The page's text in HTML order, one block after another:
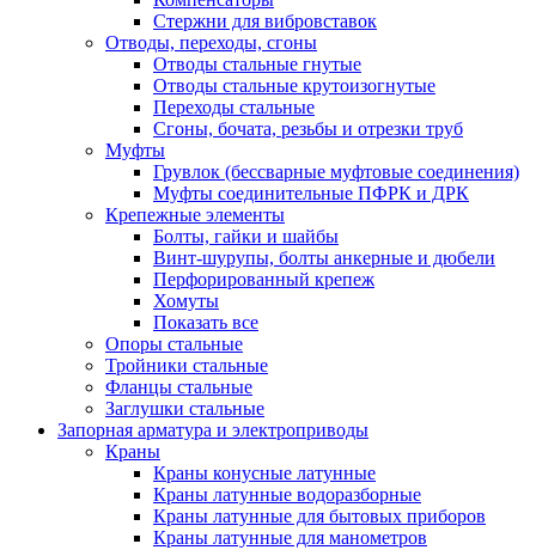
Стержни для вибровставок
Отводы, переходы, сгоны
Отводы стальные гнутые
Отводы стальные крутоизогнутые
Переходы стальные
Сгоны, бочата, резьбы и отрезки труб
Муфты
Грувлок (бессварные муфтовые соединения)
Муфты соединительные ПФРК и ДРК
Крепежные элементы
Болты, гайки и шайбы
Винт-шурупы, болты анкерные и дюбели
Перфорированный крепеж
Хомуты
Показать все
Опоры стальные
Тройники стальные
Фланцы стальные
Заглушки стальные
Запорная арматура и электроприводы
Краны
Краны конусные латунные
Краны латунные водоразборные
Краны латунные для бытовых приборов
Краны латунные для манометров